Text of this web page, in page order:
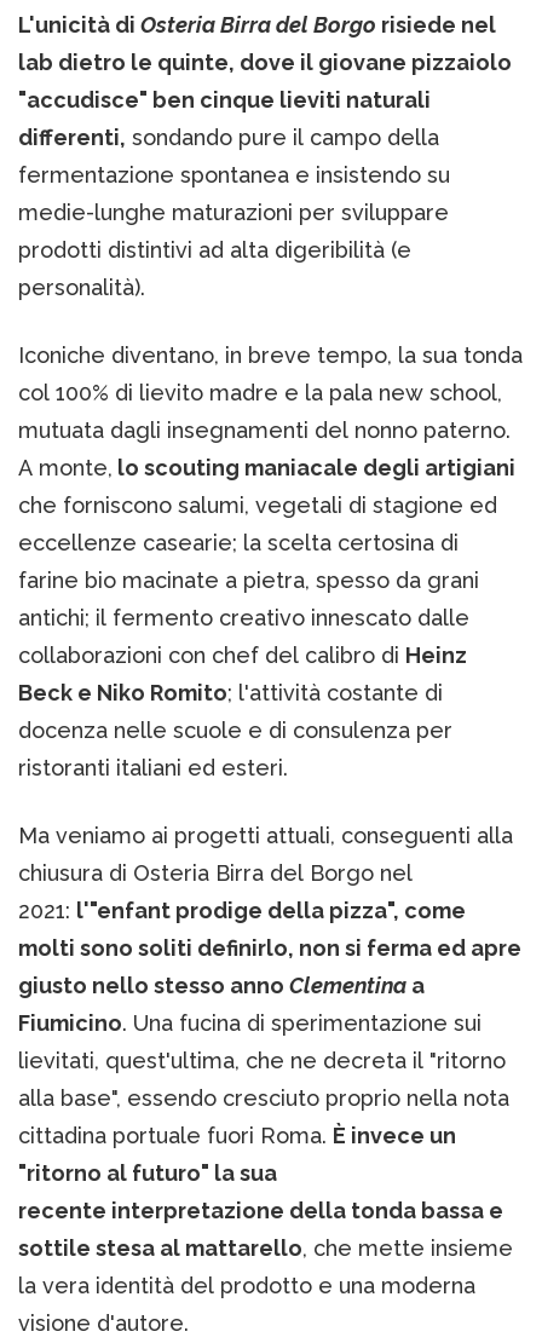
L'unicità di Osteria Birra del Borgo risiede nel
lab dietro le quinte, dove il giovane pizzaiolo
"accudisce" ben cinque lieviti naturali
differenti, sondando pure il campo della
fermentazione spontanea e insistendo su
medie-lunghe maturazioni per sviluppare
prodotti distintivi ad alta digeribilità (e
personalità).
Iconiche diventano, in breve tempo, la sua tonda
col 100% di lievito madre e la pala new school,
mutuata dagli insegnamenti del nonno paterno.
A monte, lo scouting maniacale degli artigiani
che forniscono salumi, vegetali di stagione ed
eccellenze casearie; la scelta certosina di
farine bio macinate a pietra, spesso da grani
antichi; il fermento creativo innescato dalle
collaborazioni con chef del calibro di Heinz
Beck e Niko Romito; l'attività costante di
docenza nelle scuole e di consulenza per
ristoranti italiani ed esteri.
Ma veniamo ai progetti attuali, conseguenti alla
chiusura di Osteria Birra del Borgo nel
2021: l'"enfant prodige della pizza", come
molti sono soliti definirlo, non si ferma ed apre
giusto nello stesso anno Clementina a
Fiumicino. Una fucina di sperimentazione sui
lievitati, quest'ultima, che ne decreta il "ritorno
alla base", essendo cresciuto proprio nella nota
cittadina portuale fuori Roma. È invece un
"ritorno al futuro" la sua
recente interpretazione della tonda bassa e
sottile stesa al mattarello, che mette insieme
la vera identità del prodotto e una moderna
visione d'autore.